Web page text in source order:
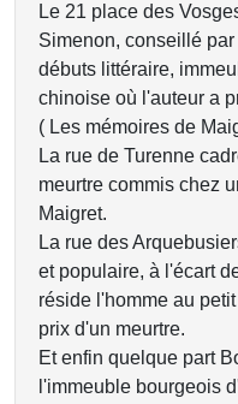
Le 21 place des
Simenon, conseillé
débuts littéraire,
chinoise où l'auteur a
( Les mémoires de
La rue de Turenne
meurtre commis chez
Maigret.
La rue des
et populaire, à l'écart
réside l'homme au
prix d'un meurtre.
Et enfin quelque part
l'immeuble bourgeois